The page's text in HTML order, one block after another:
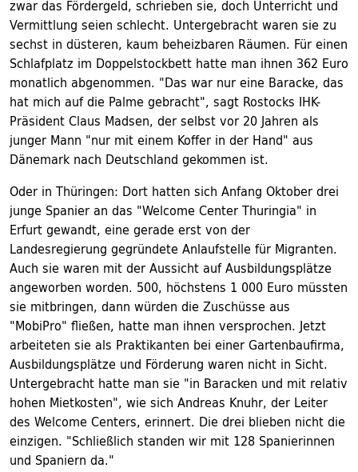
zwar das Fördergeld, schrieben sie, doch Unterricht und
Vermittlung seien schlecht. Untergebracht waren sie zu
sechst in düsteren, kaum beheizbaren Räumen. Für einen
Schlafplatz im Doppelstockbett hatte man ihnen 362 Euro
monatlich abgenommen. "Das war nur eine Baracke, das
hat mich auf die Palme gebracht", sagt Rostocks IHK-
Präsident Claus Madsen, der selbst vor 20 Jahren als
junger Mann "nur mit einem Koffer in der Hand" aus
Dänemark nach Deutschland gekommen ist.
Oder in Thüringen: Dort hatten sich Anfang Oktober drei
junge Spanier an das "Welcome Center Thuringia" in
Erfurt gewandt, eine gerade erst von der
Landesregierung gegründete Anlaufstelle für Migranten.
Auch sie waren mit der Aussicht auf Ausbildungsplätze
angeworben worden. 500, höchstens 1 000 Euro müssten
sie mitbringen, dann würden die Zuschüsse aus
"MobiPro" fließen, hatte man ihnen versprochen. Jetzt
arbeiteten sie als Praktikanten bei einer Gartenbaufirma,
Ausbildungsplätze und Förderung waren nicht in Sicht.
Untergebracht hatte man sie "in Baracken und mit relativ
hohen Mietkosten", wie sich Andreas Knuhr, der Leiter
des Welcome Centers, erinnert. Die drei blieben nicht die
einzigen. "Schließlich standen wir mit 128 Spanierinnen
und Spaniern da."